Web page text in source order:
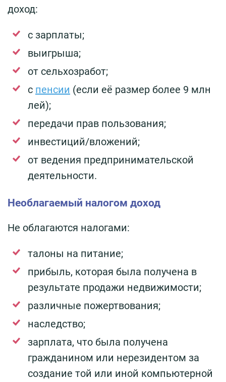
доход:
с зарплаты;
выигрыша;
от сельхозработ;
с пенсии (если её размер более 9 млн
лей);
передачи прав пользования;
инвестиций/вложений;
от ведения предпринимательской
деятельности.
Необлагаемый налогом доход
Не облагаются налогами:
талоны на питание;
прибыль, которая была получена в
результате продажи недвижимости;
различные пожертвования;
наследство;
зарплата, что была получена
гражданином или нерезидентом за
создание той или иной компьютерной